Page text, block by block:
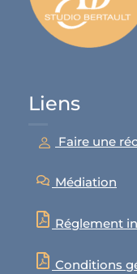
Liens
Faire une
Médiation
Réglement
Conditions